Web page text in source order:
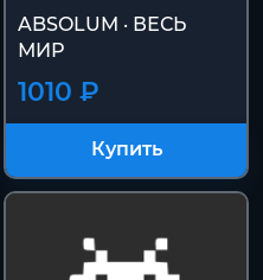
ABSOLUM · ВЕСЬ
МИР
1010 ₽
Купить